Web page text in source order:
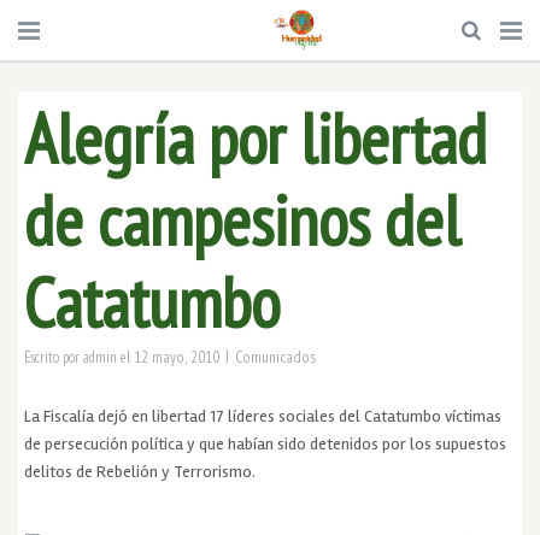
Alegría por libertad
de campesinos del
Catatumbo
Escrito poradmin el 12 mayo, 2010 | Comunicados
La Fiscalía dejó en libertad 17 líderes sociales del Catatumbo víctimas
de persecución política y que habían sido detenidos por los supuestos
delitos de Rebelión y Terrorismo.